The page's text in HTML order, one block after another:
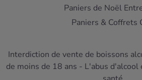
Paniers de Noël
Paniers & Coffrets
Interdiction de vente de boissons
de moins de 18 ans - L'abus